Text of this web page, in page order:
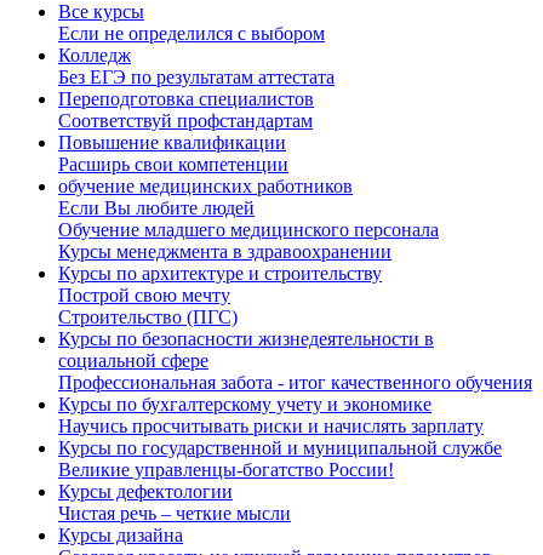
Все курсы
Если не определился с выбором
Колледж
Без ЕГЭ по результатам аттестата
Переподготовка специалистов
Соответствуй профстандартам
Повышение квалификации
Расширь свои компетенции
обучение медицинских работников
Если Вы любите людей
Обучение младшего медицинского персонала
Курсы менеджмента в здравоохранении
Курсы по архитектуре и строительству
Построй свою мечту
Строительство (ПГС)
Курсы по безопасности жизнедеятельности в
социальной сфере
Профессиональная забота - итог качественного обучения
Курсы по бухгалтерскому учету и экономике
Научись просчитывать риски и начислять зарплату
Курсы по государственной и муниципальной службе
Великие управленцы-богатство России!
Курсы дефектологии
Чистая речь – четкие мысли
Курсы дизайна